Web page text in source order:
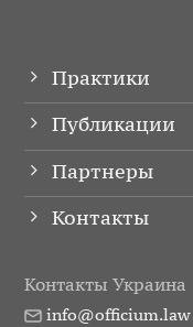
Практики
Публикации
Партнеры
Контакты
Контакты Украина
info@officium.law